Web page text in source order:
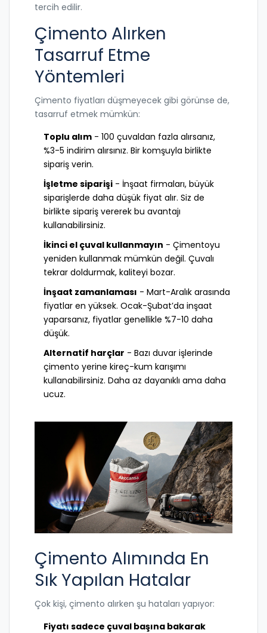
tercih edilir.
Çimento Alırken
Tasarruf Etme
Yöntemleri
Çimento fiyatları düşmeyecek gibi görünse de,
tasarruf etmek mümkün:
Toplu alım - 100 çuvaldan fazla alırsanız,
%3-5 indirim alırsınız. Bir komşuyla birlikte
sipariş verin.
İşletme siparişi - İnşaat firmaları, büyük
siparişlerde daha düşük fiyat alır. Siz de
birlikte sipariş vererek bu avantajı
kullanabilirsiniz.
İkinci el çuval kullanmayın - Çimentoyu
yeniden kullanmak mümkün değil. Çuvalı
tekrar doldurmak, kaliteyi bozar.
İnşaat zamanlaması - Mart-Aralık arasında
fiyatlar en yüksek. Ocak-Şubat’da inşaat
yaparsanız, fiyatlar genellikle %7-10 daha
düşük.
Alternatif harçlar - Bazı duvar işlerinde
çimento yerine kireç-kum karışımı
kullanabilirsiniz. Daha az dayanıklı ama daha
ucuz.
Çimento Alımında En
Sık Yapılan Hatalar
Çok kişi, çimento alırken şu hataları yapıyor:
Fiyatı sadece çuval başına bakarak